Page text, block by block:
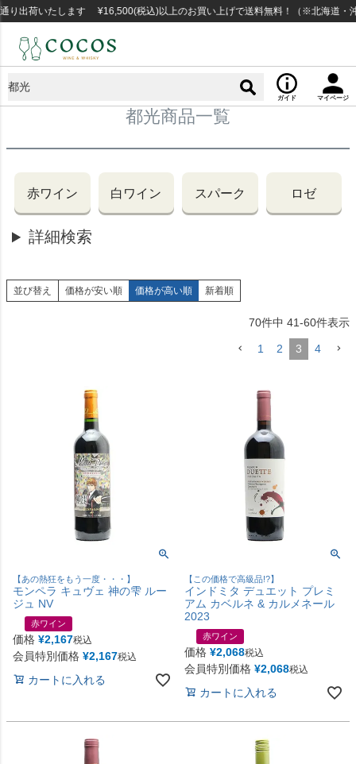
荷いたします ¥16,500(税込)以上のお買い上げで送料無料！（※北海道・沖縄
ガイド マイページ
都光商品一覧
赤ワイン 白ワイン スパーク ロゼ
詳細検索
並び替え 価格が安い順 価格が高い順 新着順
70件中 41-60件表示
1 2 3 4
【あの熱狂をもう一度・・・】
モンペラ キュヴェ 神の雫 ルー
ジュ NV
赤ワイン
価格 ¥2,167税込
会員特別価格 ¥2,167税込
カートに入れる
【この価格で高級品!?】
インドミタ デュエット プレミ
アム カベルネ & カルメネール
2023
赤ワイン
価格 ¥2,068税込
会員特別価格 ¥2,068税込
カートに入れる